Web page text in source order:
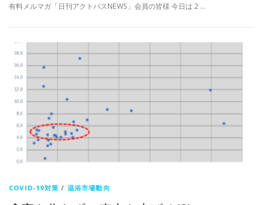
有料メルマガ「日刊アクトパスNEWS」会員の皆様 今日は 2 …
COVID-19対策 / 温浴市場動向